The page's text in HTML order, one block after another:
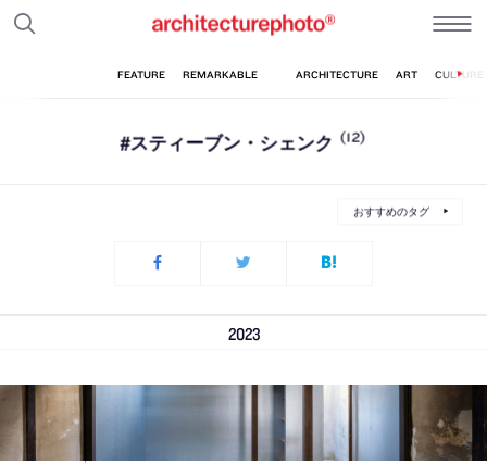
#スティーブン・シェンク (12)
おすすめのタグ
2023